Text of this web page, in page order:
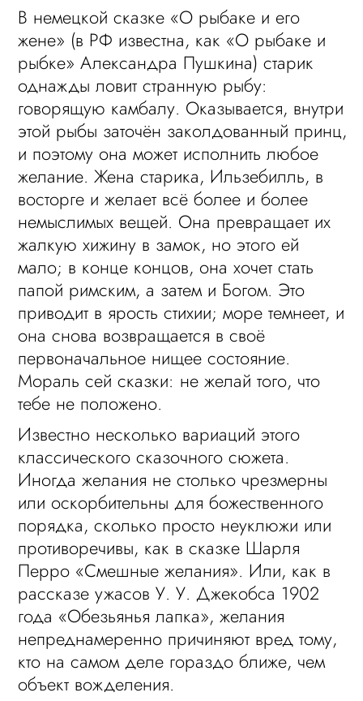
В немецкой сказке «О рыбаке и его
жене» (в РФ известна, как «О рыбаке и
рыбке» Александра Пушкина) старик
однажды ловит странную рыбу:
говорящую камбалу. Оказывается, внутри
этой рыбы заточён заколдованный принц,
и поэтому она может исполнить любое
желание. Жена старика, Ильзебилль, в
восторге и желает всё более и более
немыслимых вещей. Она превращает их
жалкую хижину в замок, но этого ей
мало; в конце концов, она хочет стать
папой римским, а затем и Богом. Это
приводит в ярость стихии; море темнеет, и
она снова возвращается в своё
первоначальное нищее состояние.
Мораль сей сказки: не желай того, что
тебе не положено.
Известно несколько вариаций этого
классического сказочного сюжета.
Иногда желания не столько чрезмерны
или оскорбительны для божественного
порядка, сколько просто неуклюжи или
противоречивы, как в сказке Шарля
Перро «Смешные желания». Или, как в
рассказе ужасов У. У. Джекобса 1902
года «Обезьянья лапка», желания
непреднамеренно причиняют вред тому,
кто на самом деле гораздо ближе, чем
объект вожделения.